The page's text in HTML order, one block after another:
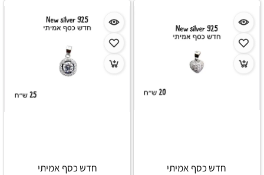
חדש כסף אמיתי חדש כסף אמיתי